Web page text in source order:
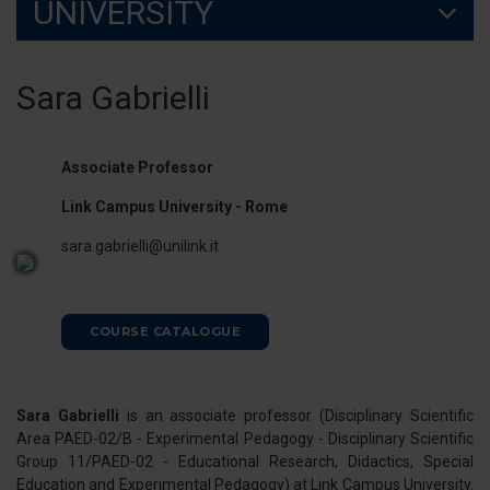
UNIVERSITY
Sara Gabrielli
Associate Professor
Link Campus University - Rome
sara.gabrielli@unilink.it
COURSE CATALOGUE
Sara Gabrielli is an associate professor (Disciplinary Scientific
Area PAED-02/B - Experimental Pedagogy - Disciplinary Scientific
Group 11/PAED-02 - Educational Research, Didactics, Special
Education and Experimental Pedagogy) at Link Campus University.